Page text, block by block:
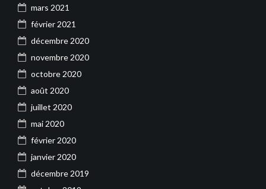
mars 2021
février 2021
décembre 2020
novembre 2020
octobre 2020
août 2020
juillet 2020
mai 2020
février 2020
janvier 2020
décembre 2019